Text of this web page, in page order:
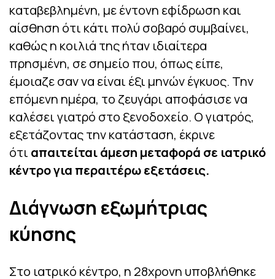
καταβεβλημένη, με έντονη εφίδρωση και
αίσθηση ότι κάτι πολύ σοβαρό συμβαίνει,
καθώς η κοιλιά της ήταν ιδιαίτερα
πρησμένη, σε σημείο που, όπως είπε,
έμοιαζε σαν να είναι έξι μηνών έγκυος. Την
επόμενη ημέρα, το ζευγάρι αποφάσισε να
καλέσει γιατρό στο ξενοδοχείο. Ο γιατρός,
εξετάζοντας την κατάσταση, έκρινε
ότι απαιτείται άμεση μεταφορά σε ιατρικό
κέντρο για περαιτέρω εξετάσεις.
Διάγνωση εξωμήτριας
κύησης
Στο ιατρικό κέντρο, η 28χρονη υποβλήθηκε